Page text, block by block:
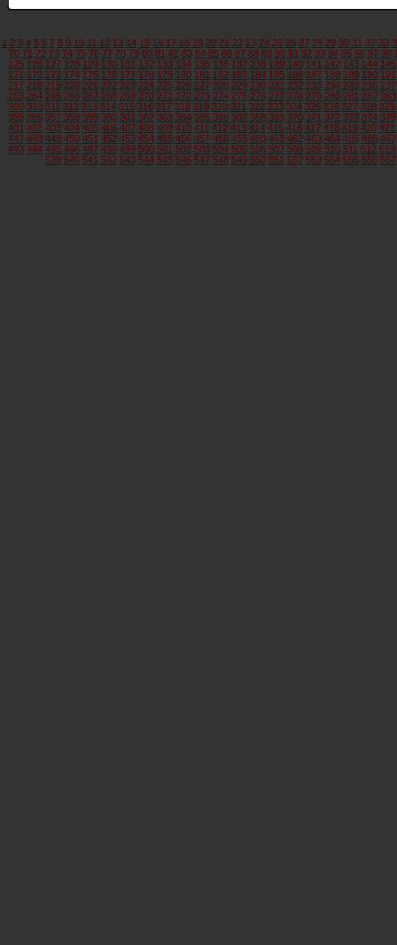
1 2 3 4 5 6 7 8 9 10 11 12 13 14 15 16 17 18 19 20 21 22 23 24 25 26 27 28 29 30 31 32 33
70 71 72 73 74 75 76 77 78 79 80 81 82 83 84 85 86 87 88 89 90 91 92 93 94 95 96 97 98
125 126 127 128 129 130 131 132 133 134 135 136 137 138 139 140 141 142 143 144 145
171 172 173 174 175 176 177 178 179 180 181 182 183 184 185 186 187 188 189 190 191
217 218 219 220 221 222 223 224 225 226 227 228 229 230 231 232 233 234 235 236 237
263 264 265 266 267 268 269 270 271 272 273 274 275 276 277 278 279 280 281 282 283
309 310 311 312 313 314 315 316 317 318 319 320 321 322 323 324 325 326 327 328 329
355 356 357 358 359 360 361 362 363 364 365 366 367 368 369 370 371 372 373 374 375
401 402 403 404 405 406 407 408 409 410 411 412 413 414 415 416 417 418 419 420 421
447 448 449 450 451 452 453 454 455 456 457 458 459 460 461 462 463 464 465 466 467
493 494 495 496 497 498 499 500 501 502 503 504 505 506 507 508 509 510 511 512 513
539 540 541 542 543 544 545 546 547 548 549 550 551 552 553 554 555 556 557